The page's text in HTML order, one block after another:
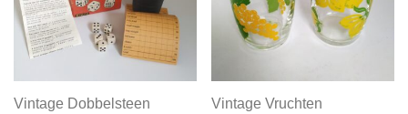
Vintage Dobbelsteen
Vintage Vruchten